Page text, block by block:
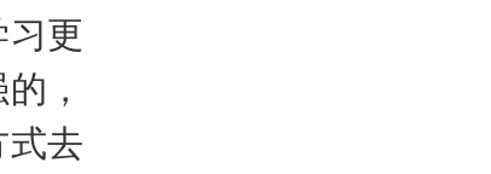
更
，
去